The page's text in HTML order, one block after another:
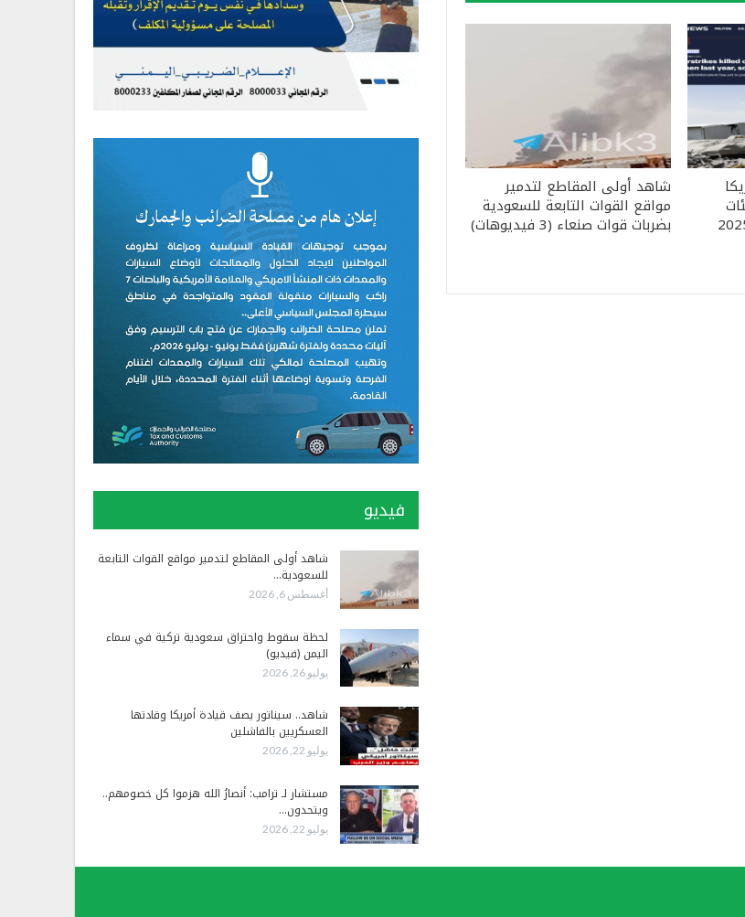
شاهد أولى المقاطع لتدمير
مواقع القوات التابعة للسعودية
بضربات قوات صنعاء (3 فيديوهات)
فيديو
شاهد أولى المقاطع لتدمير مواقع القوات التابعة
للسعودية…
أغسطس 6, 2026
لحظة سقوط واحتراق سعودية تركية في سماء
اليمن (فيديو)
يوليو 26, 2026
شاهد.. سيناتور يصف قيادة أمريكا وقادتها
العسكريين بالفاشلين
يوليو 22, 2026
مستشار لـ ترامب: أنصارُ الله هزموا كل خصومهم..
ويتحدون…
يوليو 22, 2026